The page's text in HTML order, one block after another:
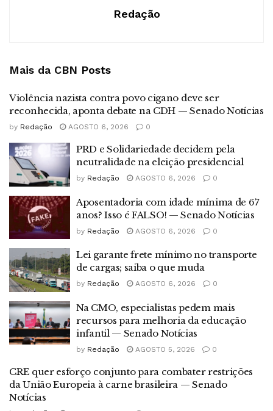
Redação
Mais da CBN Posts
Violência nazista contra povo cigano deve ser
reconhecida, aponta debate na CDH — Senado Notícias
by Redação AGOSTO 6, 2026 0
PRD e Solidariedade decidem pela
neutralidade na eleição presidencial
by Redação AGOSTO 6, 2026 0
Aposentadoria com idade mínima de 67
anos? Isso é FALSO! — Senado Notícias
by Redação AGOSTO 6, 2026 0
Lei garante frete mínimo no transporte
de cargas; saiba o que muda
by Redação AGOSTO 6, 2026 0
Na CMO, especialistas pedem mais
recursos para melhoria da educação
infantil — Senado Notícias
by Redação AGOSTO 5, 2026 0
CRE quer esforço conjunto para combater restrições
da União Europeia à carne brasileira — Senado
Notícias